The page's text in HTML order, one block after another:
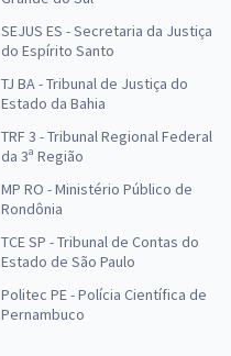
SEJUS ES - Secretaria da Justiça
do Espírito Santo
TJ BA - Tribunal de Justiça do
Estado da Bahia
TRF 3 - Tribunal Regional Federal
da 3ª Região
MP RO - Ministério Público de
Rondônia
TCE SP - Tribunal de Contas do
Estado de São Paulo
Politec PE - Polícia Científica de
Pernambuco